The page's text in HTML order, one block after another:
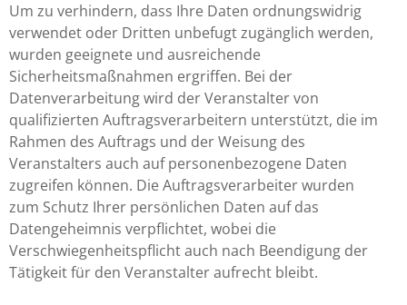
Um zu verhindern, dass Ihre Daten ordnungswidrig
verwendet oder Dritten unbefugt zugänglich werden,
wurden geeignete und ausreichende
Sicherheitsmaßnahmen ergriffen. Bei der
Datenverarbeitung wird der Veranstalter von
qualifizierten Auftragsverarbeitern unterstützt, die im
Rahmen des Auftrags und der Weisung des
Veranstalters auch auf personenbezogene Daten
zugreifen können. Die Auftragsverarbeiter wurden
zum Schutz Ihrer persönlichen Daten auf das
Datengeheimnis verpflichtet, wobei die
Verschwiegenheitspflicht auch nach Beendigung der
Tätigkeit für den Veranstalter aufrecht bleibt.